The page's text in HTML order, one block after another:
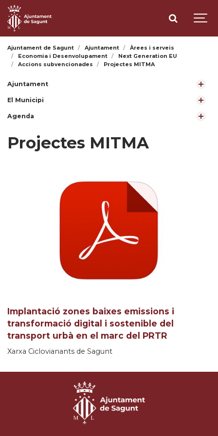
Ajuntament de Sagunt Ajuntament
Àrees i serveis
Economia i Desenvolupament
Next Generation EU
Accions subvencionades
Projectes MITMA
Ajuntament
El Municipi
Agenda
Projectes MITMA
Implantació zones baixes emissions i
transformació digital i sostenible del
transport urbà en el marc del PRTR
Xarxa Ciclovianants de Sagunt